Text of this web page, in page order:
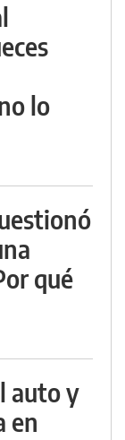
lo
qué
auto y
en